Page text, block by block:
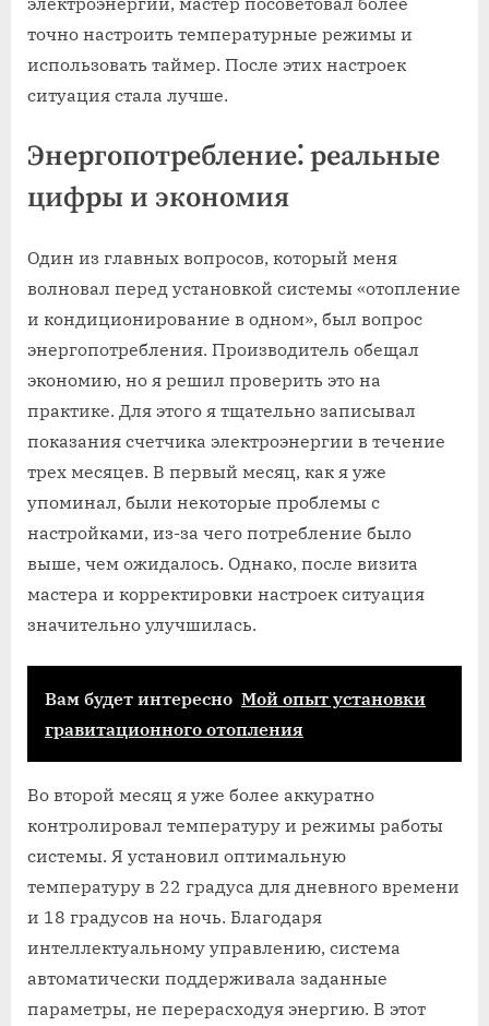
точно настроить температурные режимы и
использовать таймер. После этих настроек
ситуация стала лучше.
Энергопотребление⁚ реальные
цифры и экономия
Один из главных вопросов, который меня
волновал перед установкой системы «отопление
и кондиционирование в одном», был вопрос
энергопотребления. Производитель обещал
экономию, но я решил проверить это на
практике. Для этого я тщательно записывал
показания счетчика электроэнергии в течение
трех месяцев. В первый месяц, как я уже
упоминал, были некоторые проблемы с
настройками, из-за чего потребление было
выше, чем ожидалось. Однако, после визита
мастера и корректировки настроек ситуация
значительно улучшилась.
Вам будет интересно Мой опыт установки
гравитационного отопления
Во второй месяц я уже более аккуратно
контролировал температуру и режимы работы
системы. Я установил оптимальную
температуру в 22 градуса для дневного времени
и 18 градусов на ночь. Благодаря
интеллектуальному управлению, система
автоматически поддерживала заданные
параметры, не перерасходуя энергию. В этот